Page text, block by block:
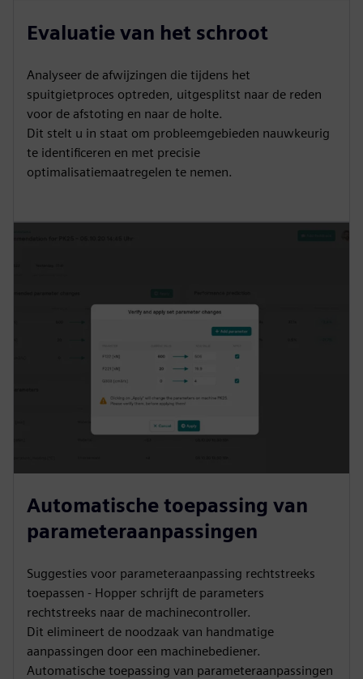
Evaluatie van het schroot
Analyseer de afwijzingen die tijdens het
spuitgietproces optreden, uitgesplitst naar de reden
voor de afstoting en naar de holte.
Dit stelt u in staat om probleemgebieden nauwkeurig
te identificeren en met precisie
optimalisatiemaatregelen te nemen.
Automatische toepassing van
parameteraanpassingen
Suggesties voor parameteraanpassing rechtstreeks
toepassen - Hopper schrijft de parameters
rechtstreeks naar de machinecontroller.
Dit elimineert de noodzaak van handmatige
aanpassingen door een machinebediener.
Automatische toepassing van parameteraanpassingen